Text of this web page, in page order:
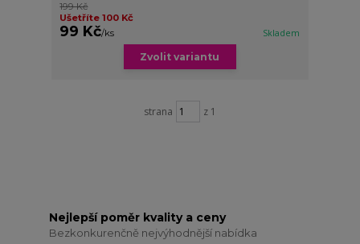
199 Kč
Ušetříte 100 Kč
99 Kč/ks Skladem
Zvolit variantu
strana z 1
Nejlepší poměr kvality a ceny
Bezkonkurenčně nejvýhodnější nabídka